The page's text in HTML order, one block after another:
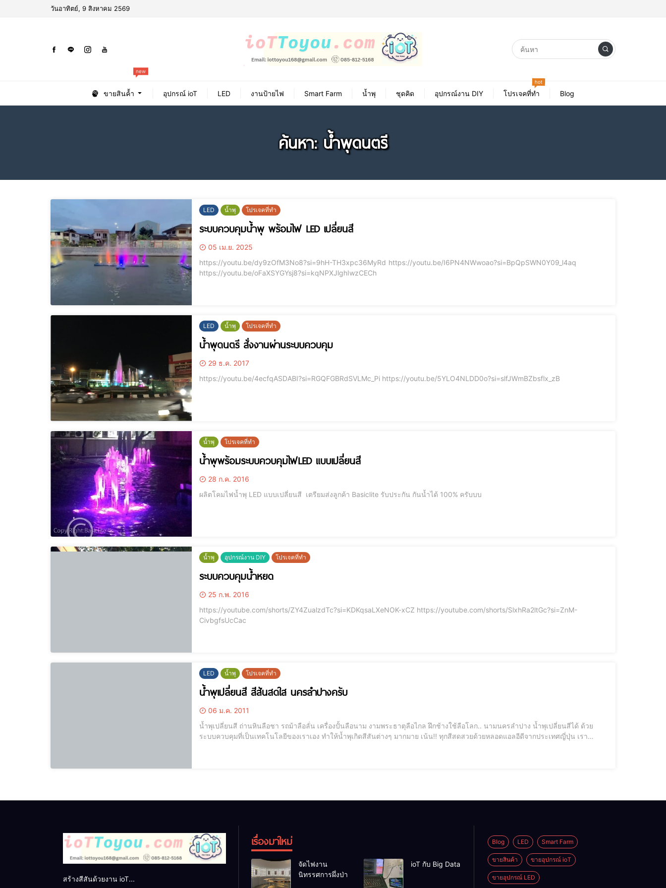
วันอาทิตย์, 9 สิงหาคม 2569
ขายสินค้้า
new
อุปกรณ์ ioT LED งานป้ายไฟ Smart Farm น้ำพุ ชุดคิด อุปกรณ์งาน DIY โปรเจคที่ทำ
hot
Blog
ค้นหา: น้ำพุดนตรี
LED น้ำพุ โปรเจคที่ทำ
ระบบควบคุมน้ำพุ พร้อมไฟ LED เปลี่ยนสี
05 เม.ย. 2025
https://youtu.be/dy9zOfM3No8?si=9hH-TH3xpc36MyRd https://youtu.be/I6PN4NWwoao?si=BpQpSWN0Y09_l4aq
https://youtu.be/oFaXSYGYsj8?si=kqNPXJlghIwzCECh
LED น้ำพุ โปรเจคที่ทำ
น้ำพุดนตรี สั่งงานผ่านระบบควบคุม
29 ธ.ค. 2017
https://youtu.be/4ecfqASDABI?si=RGQFGBRdSVLMc_Pi https://youtu.be/5YLO4NLDD0o?si=slfJWmBZbsflx_zB
น้ำพุ โปรเจคที่ทำ
น้ำพุพร้อมระบบควบคุมไฟLED แบบเปลี่ยนสี
28 ก.ค. 2016
ผลิตโคมไฟน้ำพุ LED แบบเปลี่ยนสี เตรียมส่งลูกค้า Basiclite รับประกัน กันน้ำได้ 100% ครับบบ
น้ำพุ อุปกรณ์งาน DIY โปรเจคที่ทำ
ระบบควบคุมน้ำหยด
25 ก.พ. 2016
https://youtube.com/shorts/ZY4ZualzdTc?si=KDKqsaLXeNOK-xCZ https://youtube.com/shorts/SlxhRa2ltGc?si=ZnM-
CivbgfsUcCac
LED น้ำพุ โปรเจคที่ทำ
น้ำพุเปลี่ยนสี สีสันสดใส นครลำปางครับ
06 ม.ค. 2011
น้ำพุเปลี่ยนสี ถ่านหินลือชา รถม้าลือลั่น เครื่องปั้นลือนาม งามพระธาตุลือไกล ฝึกช้างใช้ลือโลก.. นามนครลำปาง น้ำพุเปลี่ยนสีได้ ด้วย
ระบบควบคุมที่เป็นเทคโนโลยีของเราเอง ทำให้น้ำพุเกิดสีสันต่างๆ มากมาย เน้น!! ทุกสีสดสวยด้วยหลอดแอลอีดีจากประเทศญี่ปุ่น เรา
สร้างสีสันด้วยงาน ioT...
เรื่องมาใหม่
จัดไฟงาน
นิทรรศการผึ่งป่า
ioT กับ Big Data
Blog LED Smart Farm
ขายสินค้า ขายอุปกรณ์ ioT
ขายอุปกรณ์ LED